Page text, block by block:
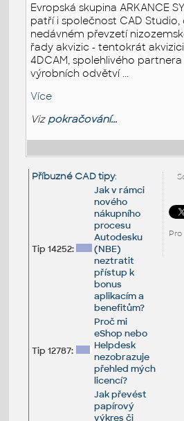
Evropská skupina ARKANCE
patří i společnost CAD Studio,
nedávném převzetí
řady akvizic - tentokrát
4DCAM, spolehlivého
výrobních odvětví ...
Více
Viz pokračování...
Příbuzné CAD tipy:
Tip 14252:
Jak v rámci
nového
nákupního
procesu
Autodesku
(NBE)
neztratit
přístup k
bonus
aplikacím a
benefitům?
Tip 12787:
Proč mi
eShop nebo
Helpdesk
nezobrazuje
přehled mých
licencí?
Jak převést
papírový
výkres či